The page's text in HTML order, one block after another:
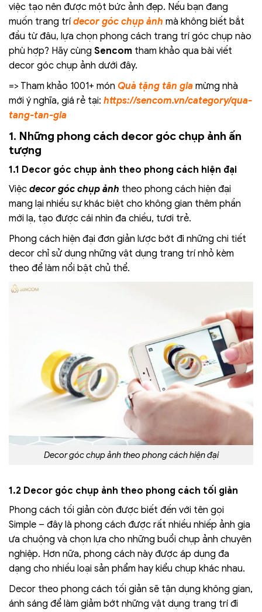
việc tạo nên được một bức ảnh đẹp. Nếu bạn đang
muốn trang trí decor góc chụp ảnh mà không biết bắt
đầu từ đâu, lựa chọn phong cách trang trí góc chụp nào
phù hợp? Hãy cùng Sencom tham khảo qua bài viết
decor góc chụp ảnh dưới đây.
=> Tham khảo 1001+ món Quà tặng tân gia mừng nhà
mới ý nghĩa, giá rẻ tại: https://sencom.vn/category/qua-
tang-tan-gia
1. Những phong cách decor góc chụp ảnh ấn
tượng
1.1 Decor góc chụp ảnh theo phong cách hiện đại
Việc decor góc chụp ảnh theo phong cách hiện đại
mang lại nhiều sự khác biệt cho không gian thêm phần
mới lạ, tạo được cái nhìn đa chiều, tươi trẻ.
Phong cách hiện đại đơn giản lược bớt đi những chi tiết
decor chỉ sử dụng những vật dụng trang trí nhỏ kèm
theo để làm nổi bật chủ thể.
Decor góc chụp ảnh theo phong cách hiện đại
1.2 Decor góc chụp ảnh theo phong cách tối giản
Phong cách tối giản còn được biết đến với tên gọi
Simple – đây là phong cách được rất nhiều nhiếp ảnh gia
ưa chuộng và chọn lựa cho những buổi chụp ảnh chuyên
nghiệp. Hơn nữa, phong cách này được áp dụng đa
dạng cho nhiều loại sản phẩm hay kiểu chụp khác nhau.
Decor theo phong cách tối giản sẽ tận dụng không gian,
ánh sáng để làm giảm bớt những vật dụng trang trí đi